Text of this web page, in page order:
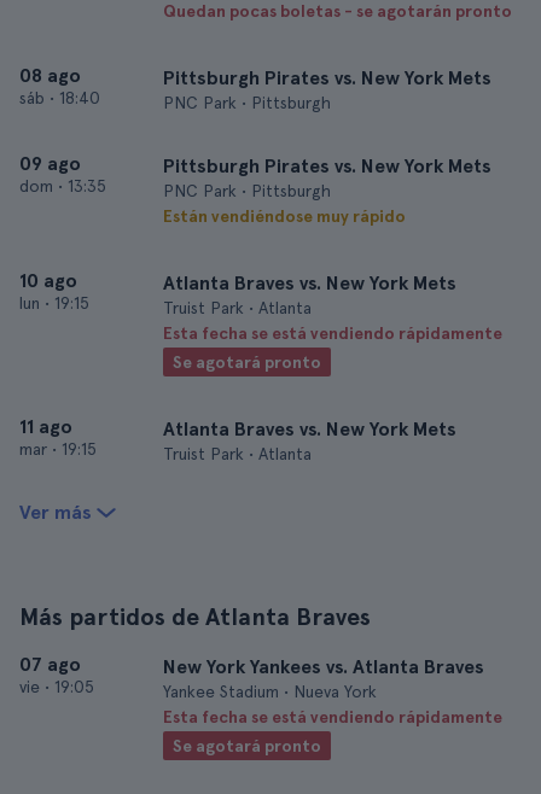
Quedan pocas boletas - se agotarán pronto
08 ago
sáb • 18:40
Pittsburgh Pirates vs. New York Mets
PNC Park • Pittsburgh
09 ago
dom • 13:35
Pittsburgh Pirates vs. New York Mets
PNC Park • Pittsburgh
Están vendiéndose muy rápido
10 ago
lun • 19:15
Atlanta Braves vs. New York Mets
Truist Park • Atlanta
Esta fecha se está vendiendo rápidamente
Se agotará pronto
11 ago
mar • 19:15
Atlanta Braves vs. New York Mets
Truist Park • Atlanta
Ver más
Más partidos de Atlanta Braves
07 ago
vie • 19:05
New York Yankees vs. Atlanta Braves
Yankee Stadium • Nueva York
Esta fecha se está vendiendo rápidamente
Se agotará pronto